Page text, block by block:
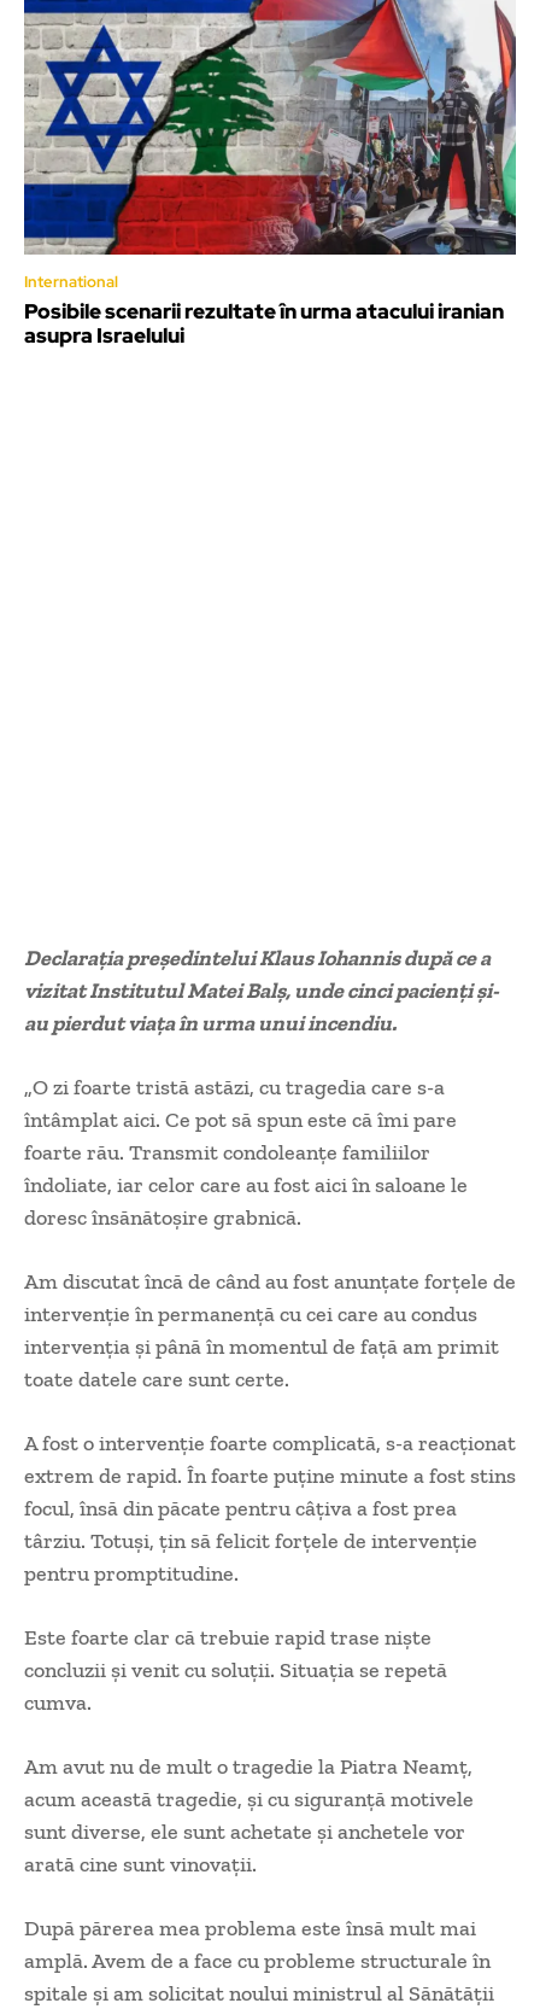
International
Posibile scenarii rezultate în urma atacului iranian
asupra Israelului
Declarația președintelui Klaus Iohannis după ce a
vizitat Institutul Matei Balș, unde cinci pacienți și-
au pierdut viața în urma unui incendiu.
„O zi foarte tristă astăzi, cu tragedia care s-a
întâmplat aici. Ce pot să spun este că îmi pare
foarte rău. Transmit condoleanțe familiilor
îndoliate, iar celor care au fost aici în saloane le
doresc însănătoșire grabnică.
Am discutat încă de când au fost anunțate forțele de
intervenție în permanență cu cei care au condus
intervenția și până în momentul de față am primit
toate datele care sunt certe.
A fost o intervenție foarte complicată, s-a reacționat
extrem de rapid. În foarte puține minute a fost stins
focul, însă din păcate pentru câțiva a fost prea
târziu. Totuși, țin să felicit forțele de intervenție
pentru promptitudine.
Este foarte clar că trebuie rapid trase niște
concluzii și venit cu soluții. Situația se repetă
cumva.
Am avut nu de mult o tragedie la Piatra Neamț,
acum această tragedie, și cu siguranță motivele
sunt diverse, ele sunt achetate și anchetele vor
arată cine sunt vinovații.
După părerea mea problema este însă mult mai
amplă. Avem de a face cu probleme structurale în
spitale și am solicitat noului ministrul al Sănătății